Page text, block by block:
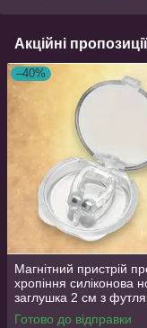
Акційні
–40%
Магнітний пристрій
хропіння силіконова
заглушка 2 см з
Готово до відправки